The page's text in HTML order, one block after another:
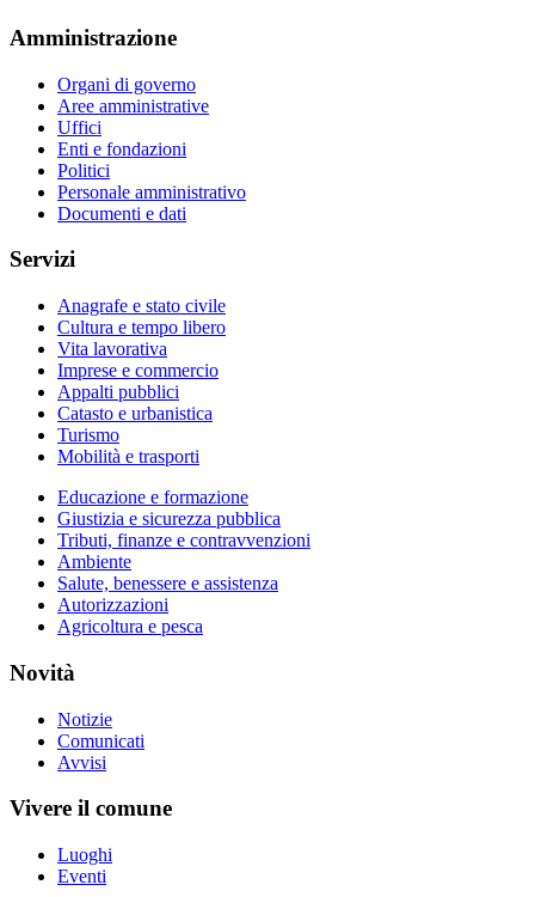
Amministrazione
Organi di governo
Aree amministrative
Uffici
Enti e fondazioni
Politici
Personale amministrativo
Documenti e dati
Servizi
Anagrafe e stato civile
Cultura e tempo libero
Vita lavorativa
Imprese e commercio
Appalti pubblici
Catasto e urbanistica
Turismo
Mobilità e trasporti
Educazione e formazione
Giustizia e sicurezza pubblica
Tributi, finanze e contravvenzioni
Ambiente
Salute, benessere e assistenza
Autorizzazioni
Agricoltura e pesca
Novità
Notizie
Comunicati
Avvisi
Vivere il comune
Luoghi
Eventi